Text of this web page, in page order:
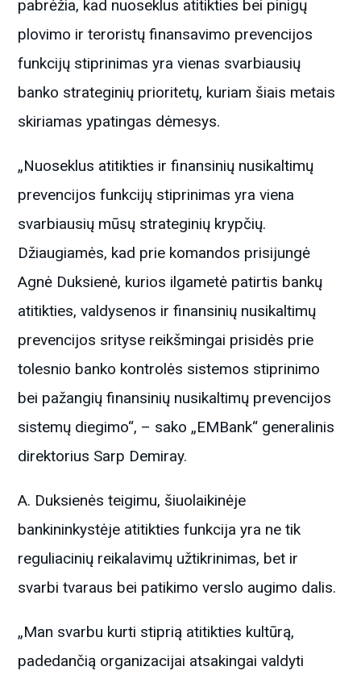
pabrėžia, kad nuoseklus atitikties bei pinigų
plovimo ir teroristų finansavimo prevencijos
funkcijų stiprinimas yra vienas svarbiausių
banko strateginių prioritetų, kuriam šiais metais
skiriamas ypatingas dėmesys.
„Nuoseklus atitikties ir finansinių nusikaltimų
prevencijos funkcijų stiprinimas yra viena
svarbiausių mūsų strateginių krypčių.
Džiaugiamės, kad prie komandos prisijungė
Agnė Duksienė, kurios ilgametė patirtis bankų
atitikties, valdysenos ir finansinių nusikaltimų
prevencijos srityse reikšmingai prisidės prie
tolesnio banko kontrolės sistemos stiprinimo
bei pažangių finansinių nusikaltimų prevencijos
sistemų diegimo“, – sako „EMBank“ generalinis
direktorius Sarp Demiray.
A. Duksienės teigimu, šiuolaikinėje
bankininkystėje atitikties funkcija yra ne tik
reguliacinių reikalavimų užtikrinimas, bet ir
svarbi tvaraus bei patikimo verslo augimo dalis.
„Man svarbu kurti stiprią atitikties kultūrą,
padedančią organizacijai atsakingai valdyti